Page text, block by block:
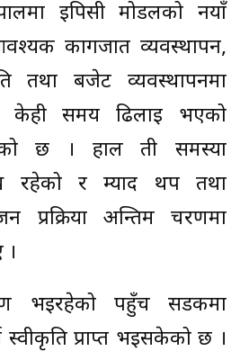
इपिसी मोडलको नयाँ
कागजात व्यवस्थापन,
तथा बजेट व्यवस्थापनमा
केही समय ढिलाइ भएको
छ । हाल ती समस्या
रहेको र म्याद थप तथा
प्रक्रिया अन्तिम चरणमा
भइरहेको पहुँच सडकमा
स्वीकृति प्राप्त भइसकेको छ ।